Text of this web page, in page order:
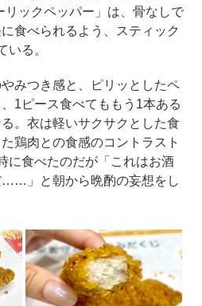
リックペッパー」は、骨なしで
食べられるよう、スティック
いる。
みつき感と、ピリッとしたペ
1ピース食べてももう1本ある
。衣は軽いサクサクとした食
鶏肉との食感のコントラスト
に食べたのだが「これはお酒
……」と朝から晩酌の妄想をし